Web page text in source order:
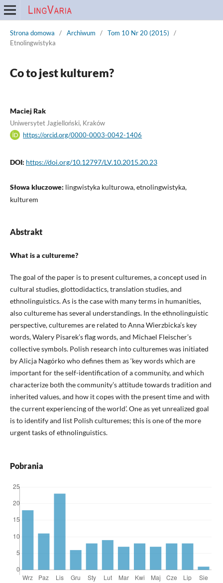
Strona domowa / Archiwum / Tom 10 Nr 20 (2015)
/
Etnolingwistyka
Co to jest kulturem?
Maciej Rak
Uniwersytet Jagielloński, Kraków
https://orcid.org/0000-0003-0042-1406
DOI: https://doi.org/10.12797/LV.10.2015.20.23
Słowa kluczowe: lingwistyka kulturowa, etnolingwistyka,
kulturem
Abstrakt
What is a cultureme?
The goal of the paper is to present culturemes, a concept used in
cultural studies, glottodidactics, translation studies, and
ethnolinguistics. As is the case with many terms in humanities,
also cultureme has several understandings. In the ethnolinguistic
perspective, culturemes are related to Anna Wierzbicka’s key
words, Walery Pisarek’s flag words, and Michael Fleischer’s
collective symbols. Polish research into culturemes was initiated
by Alicja Nagórko who defines them as ‘key words which are
important for the self-identification of a community, and which
characterize both the community’s attitude towards tradition and
inherited values, and how it copes with the present time and with
the current experiencing of the world’. One as yet unrealized goal
is to identify and list Polish culturemes; this is one of the more
urgent tasks of ethnolinguistics.
Pobrania